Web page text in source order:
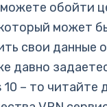
обойти
может
свои данные
давно
10 – то